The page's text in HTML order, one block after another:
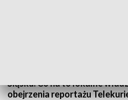
Śląsku. Co na to lokalne
obejrzenia reportażu